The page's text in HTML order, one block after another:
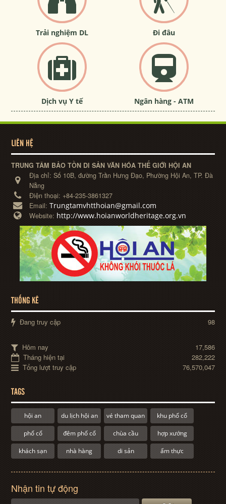
Trải nghiệm DL Đi đâu
Dịch vụ Y tế Ngân hàng - ATM
LIÊN HỆ
TRUNG TÂM BẢO TỒN DI SẢN VĂN HÓA THẾ GIỚI HỘI AN
Địa chỉ:Số 10B, đường Trần Hưng Đạo, Phường Hội An, TP. Đà
Nẵng
Điện thoại: +84-235-3861327
Email:Trungtamvhtthoian@gmail.com
Website: http://www.hoianworldheritage.org.vn
THỐNG KÊ
Đang truy cập 98
Hôm nay
17,586
Tháng hiện tại
282,222
Tổng lượt truy cập
76,570,047
TAGS
hội an du lịch hội an vé tham quan khu phố cổ
phố cổ đêm phố cổ chùa cầu hợp xướng
khách sạn nhà hàng di sản ẩm thực
Nhận tin tự động